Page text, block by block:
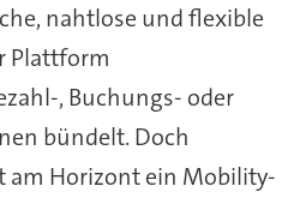
nahtlose und flexible
Plattform
, Buchungs- oder
bündelt. Doch
Horizont ein Mobility-